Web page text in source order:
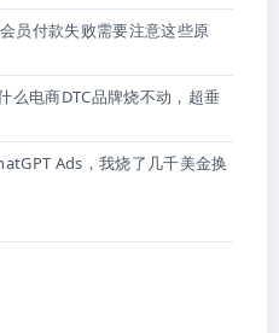
员付款失败需要注意这些原
么电商DTC品牌烧不动，超垂
Ads，我烧了几千美金换